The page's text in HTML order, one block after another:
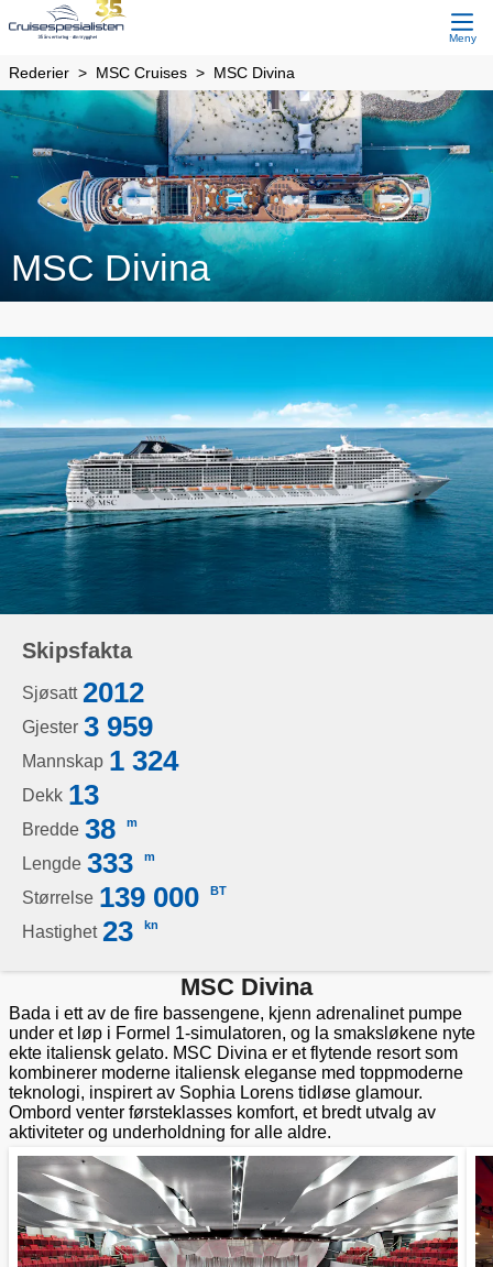
Meny
Rederier MSC Cruises MSC Divina
MSC Divina
Skipsfakta
Sjøsatt 2012
Gjester 3 959
Mannskap 1 324
Dekk 13
Bredde 38 m
Lengde 333 m
Størrelse 139 000 BT
Hastighet 23 kn
MSC Divina
Bada i ett av de fire bassengene, kjenn adrenalinet pumpe
under et løp i Formel 1-simulatoren, og la smaksløkene nyte
ekte italiensk gelato. MSC Divina er et flytende resort som
kombinerer moderne italiensk eleganse med toppmoderne
teknologi, inspirert av Sophia Lorens tidløse glamour.
Ombord venter førsteklasses komfort, et bredt utvalg av
aktiviteter og underholdning for alle aldre.